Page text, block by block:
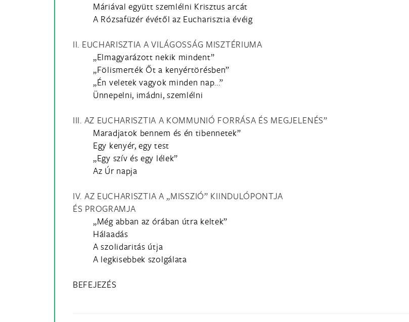
Máriával együtt szemlélni Krisztus arcát
A Rózsafüzér évétől az Eucharisztia évéig
II. EUCHARISZTIA A VILÁGOSSÁG MISZTÉRIUMA
„Elmagyarázott nekik mindent”
„Fölismerték Őt a kenyértörésben”
„Én veletek vagyok minden nap...”
Ünnepelni, imádni, szemlélni
III. AZ EUCHARISZTIA A KOMMUNIÓ FORRÁSA ÉS MEGJELENÉS”
Maradjatok bennem és én tibennetek”
Egy kenyér, egy test
„Egy szív és egy lélek”
Az Úr napja
IV. AZ EUCHARISZTIA A „MISSZIÓ” KIINDULÓPONTJA
ÉS PROGRAMJA
„Még abban az órában útra keltek”
Hálaadás
A szolidaritás útja
A legkisebbek szolgálata
BEFEJEZÉS